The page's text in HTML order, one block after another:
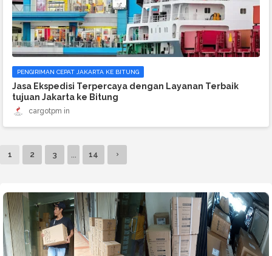
PENGIRIMAN CEPAT JAKARTA KE BITUNG
Jasa Ekspedisi Terpercaya dengan Layanan Terbaik
tujuan Jakarta ke Bitung
cargotpm
1 2 3 ... 14